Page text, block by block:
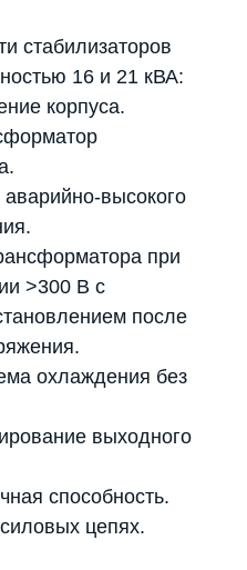
стабилизаторов
16 и 21 кВА:
корпуса.
высокого
при
>300 В с
после
охлаждения без
выходного
способность.
цепях.